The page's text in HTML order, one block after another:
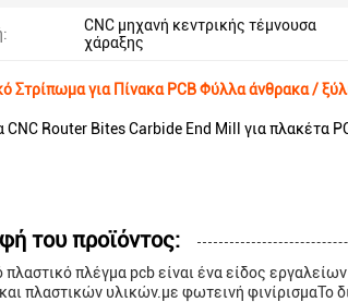
CNC μηχανή κεντρικής τέμνουσα
χάραξης
Στρίπωμα για Πίνακα PCB Φύλλα άνθρακα /
CNC Router Bites Carbide End Mill για πλακέτα
του προϊόντος:
πλαστικό πλέγμα pcb είναι ένα είδος
πλαστικών υλικών.με φωτεινή φινίρισμαΤο